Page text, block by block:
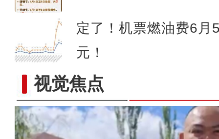
定了！机票燃油费6月
元！
视觉焦点
新疆乌恰：萌娃自拍遇交警，